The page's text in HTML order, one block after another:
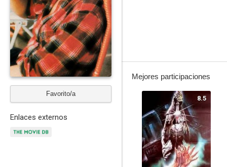
Favorito/a
Enlaces externos
Mejores participaciones
8.5